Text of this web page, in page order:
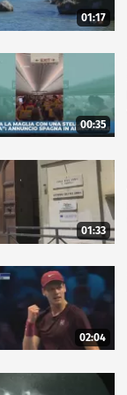
01:17
00:35
01:33
02:04